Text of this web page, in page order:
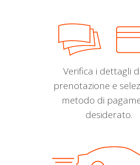
Verifica i dettagli
prenotazione e
metodo di
desiderato.